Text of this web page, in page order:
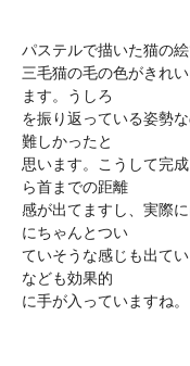
パステルで描いた猫の絵
三毛猫の毛の色がきれ
ます。うしろ
を振り返っている姿勢
難しかったと
思います。こうして完
ら首までの距
感が出てますし、実際
にちゃんとつ
ていそうな感じも出て
なども効果的
に手が入っていますね。